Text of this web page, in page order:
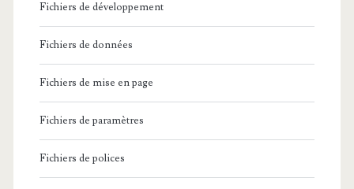
Fichiers de développement
Fichiers de données
Fichiers de mise en page
Fichiers de paramètres
Fichiers de polices